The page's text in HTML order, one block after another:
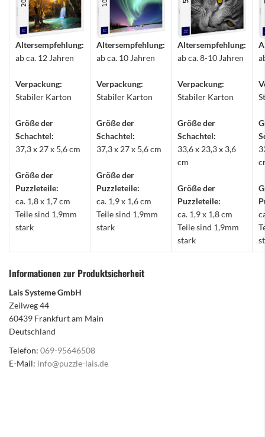
Altersempfehlung:
ab ca. 12 Jahren
Verpackung:
Stabiler Karton
Größe der
Schachtel:
37,3 x 27 x 5,6 cm
Größe der
Puzzleteile:
ca. 1,8 x 1,7 cm
Teile sind 1,9mm
stark
Altersempfehlung:
ab ca. 10 Jahren
Verpackung:
Stabiler Karton
Größe der
Schachtel:
37,3 x 27 x 5,6 cm
Größe der
Puzzleteile:
ca. 1,9 x 1,6 cm
Teile sind 1,9mm
stark
Altersempfehlung:
ab ca. 8-10 Jahren
Verpackung:
Stabiler Karton
Größe der
Schachtel:
33,6 x 23,3 x 3,6
cm
Größe der
Puzzleteile:
ca. 1,9 x 1,8 cm
Teile sind 1,9mm
stark
Informationen zur Produktsicherheit
Lais Systeme GmbH
Zeilweg 44
60439 Frankfurt am Main
Deutschland
Telefon: 069-95646508
E-Mail: info@puzzle-lais.de